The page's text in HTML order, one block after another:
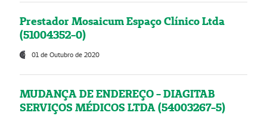
Prestador Mosaicum Espaço Clínico Ltda
(51004352-0)
01 de Outubro de 2020
MUDANÇA DE ENDEREÇO - DIAGITAB
SERVIÇOS MÉDICOS LTDA (54003267-5)